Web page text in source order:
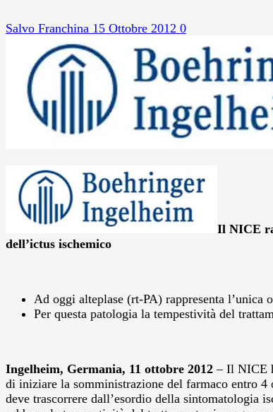
Salvo Franchina 15 Ottobre 2012 0
Il NICE
dell’ictus ischemico
Ad oggi alteplase (rt-PA) rappresenta l’unica
Per questa patologia la tempestività del
Ingelheim, Germania, 11 ottobre 2012 – Il NICE
di iniziare la somministrazione del farmaco entro
deve trascorrere dall’esordio della sintomatologia